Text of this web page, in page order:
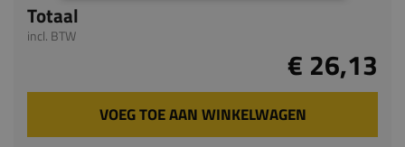
Totaal
incl. BTW
€ 26,13
VOEG TOE AAN WINKELWAGEN